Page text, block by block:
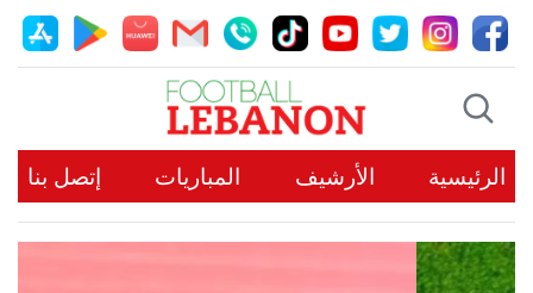
الرئيسية الأرشيف المباريات إتصل بنا